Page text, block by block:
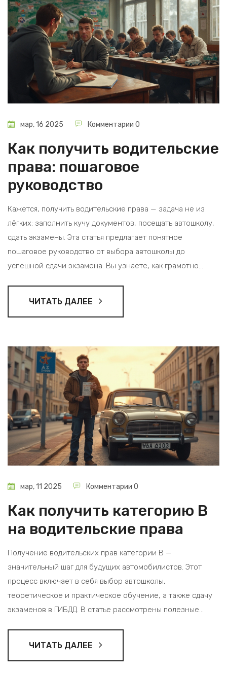
мар, 16 2025 Комментарии 0
Как получить водительские
права: пошаговое
руководство
Кажется, получить водительские права — задача не из
лёгких: заполнить кучу документов, посещать автошколу,
сдать экзамены. Эта статья предлагает понятное
пошаговое руководство от выбора автошколы до
успешной сдачи экзамена. Вы узнаете, как грамотно
прохождения всех этапов процесса.
ЧИТАТЬ ДАЛЕЕ
мар, 11 2025 Комментарии 0
Как получить категорию В
на водительские права
Получение водительских прав категории В —
значительный шаг для будущих автомобилистов. Этот
процесс включает в себя выбор автошколы,
теоретическое и практическое обучение, а также сдачу
экзаменов в ГИБДД. В статье рассмотрены полезные
актуальной информации делает обучение более
ЧИТАТЬ ДАЛЕЕ